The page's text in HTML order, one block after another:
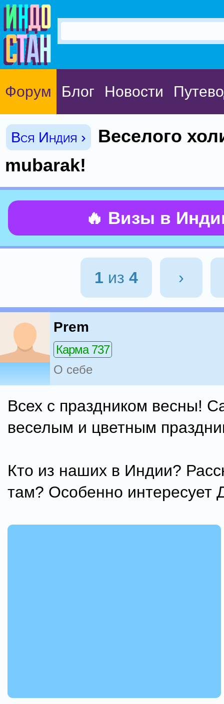
Форум Блог Новости
Вся Индия ›
Веселого
mubarak!
🔥 Визы в
1 из 4 ›
Prem
Карма 737
О себе
Всех с праздником весны!
веселым и цветным
Кто из наших в Индии?
там? Особенно интересует